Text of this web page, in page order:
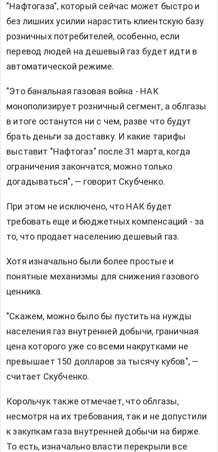
"Нафтогаза", который сейчас может быстро и
без лишних усилии нарастить клиентскую базу
розничных потребителей, особенно, если
перевод людей на дешевый газ будет идти в
автоматической режиме.
"Это банальная газовая война - НАК
монополизирует розничный сегмент, а облгазы
в итоге останутся ни с чем, разве что будут
брать деньги за доставку. И какие тарифы
выставит "Нафтогаз" после 31 марта, когда
ограничения закончатся, можно только
догадываться", — говорит Скубченко.
При этом не исключено, что НАК будет
требовать еще и бюджетных компенсаций - за
то, что продает населению дешевый газ.
Хотя изначально были более простые и
понятные механизмы для снижения газового
ценника.
"Скажем, можно было бы пустить на нужды
населения газ внутренней добычи, граничная
цена которого уже со всеми накрутками не
превышает 150 долларов за тысячу кубов", —
считает Скубченко.
Корольчук также отмечает, что облгазы,
несмотря на их требования, так и не допустили
к закупкам газа внутренней добычи на бирже.
То есть, изначально власти перекрыли все